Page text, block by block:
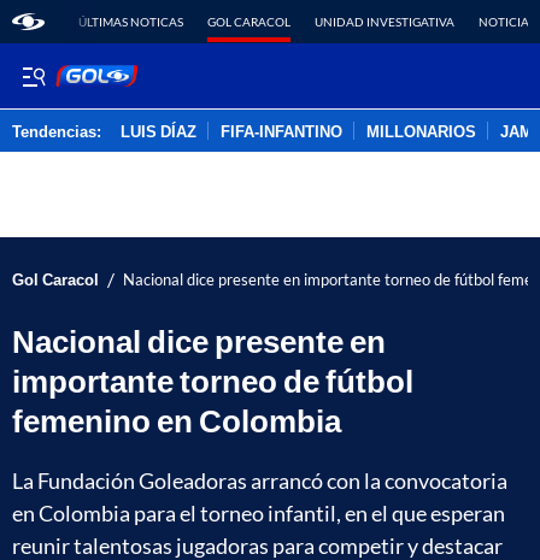
ÚLTIMAS NOTICAS GOL CARACOL UNIDAD INVESTIGATIVA NOTICIAS
Tendencias: LUIS DÍAZ FIFA-INFANTINO MILLONARIOS
Gol Caracol / Nacional dice presente en importante torneo de fútbol
Nacional dice presente en
importante torneo de fútbol
femenino en Colombia
La Fundación Goleadoras arrancó con la convocatoria
en Colombia para el torneo infantil, en el que esperan
reunir talentosas jugadoras para competir y destacar